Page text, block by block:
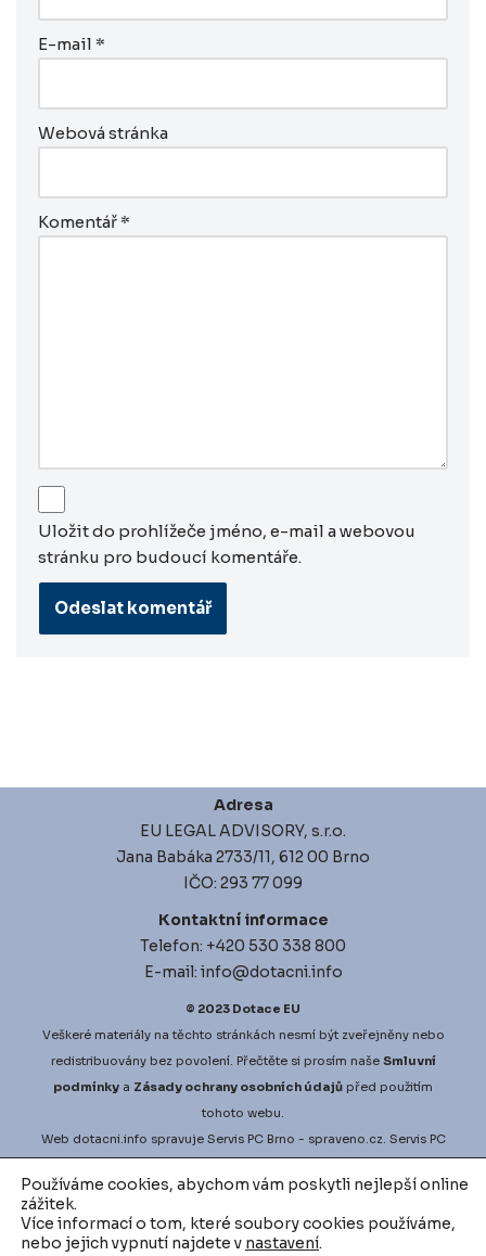
E-mail *
Webová stránka
Komentář *
Uložit do prohlížeče jméno, e-mail a webovou
stránku pro budoucí komentáře.
Adresa
EU LEGAL ADVISORY, s.r.o.
Jana Babáka 2733/11, 612 00 Brno
IČO: 293 77 099
Kontaktní informace
Telefon: +420 530 338 800
E-mail: info@dotacni.info
© 2023 Dotace EU
Veškeré materiály na těchto stránkách nesmí být zveřejněny nebo
redistribuovány bez povolení. Přečtěte si prosím naše Smluvní
podmínky a Zásady ochrany osobních údajů před použitím
tohoto webu.
Web dotacni.info spravuje Servis PC Brno - spraveno.cz. Servis PC
nejlepší možné podmínky pro vaši zakázku.vodni-audit.cza
d igitalni-audit.cz zefektivní činnosti přesně dle vašich potřeb.
Podívejte se na další inovativní řešení v oblasti využívání datové
Používáme cookies, abychom vám poskytli nejlepší online
zážitek.
Více informací o tom, které soubory cookies používáme,
nebo jejich vypnutí najdete v nastavení.